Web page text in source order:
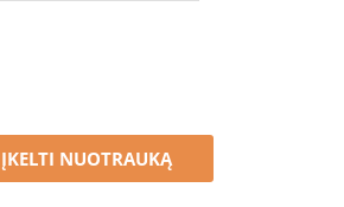
ĮKELTI NUOTRAUKĄ